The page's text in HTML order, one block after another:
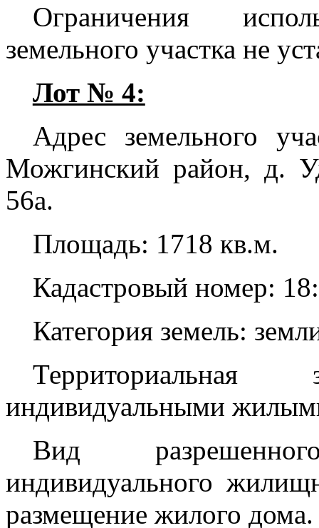
Ограничения
земельного участка не
Лот № 4:
Адрес земельного
Можгинский район, д.
56а.
Площадь: 1718 кв.м.
Кадастровый номер:
Категория земель:
индивидуальными
Вид
индивидуального
размещение жилого дома.